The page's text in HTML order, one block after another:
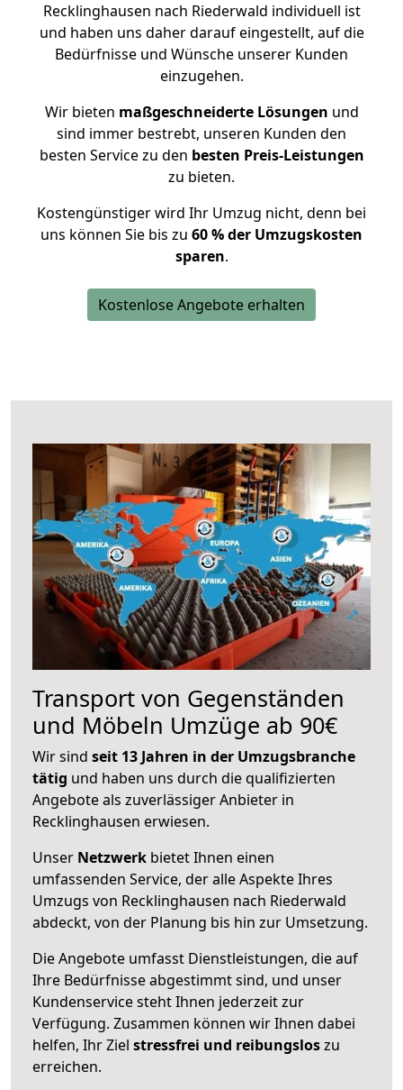
Recklinghausen nach Riederwald individuell ist
und haben uns daher darauf eingestellt, auf die
Bedürfnisse und Wünsche unserer Kunden
einzugehen.
Wir bieten maßgeschneiderte Lösungen und
sind immer bestrebt, unseren Kunden den
besten Service zu den besten Preis-Leistungen
zu bieten.
Kostengünstiger wird Ihr Umzug nicht, denn bei
uns können Sie bis zu 60 % der Umzugskosten
sparen.
Kostenlose Angebote erhalten
Transport von Gegenständen
und Möbeln Umzüge ab 90€
Wir sind seit 13 Jahren in der Umzugsbranche
tätig und haben uns durch die qualifizierten
Angebote als zuverlässiger Anbieter in
Recklinghausen erwiesen.
Unser Netzwerk bietet Ihnen einen
umfassenden Service, der alle Aspekte Ihres
Umzugs von Recklinghausen nach Riederwald
abdeckt, von der Planung bis hin zur Umsetzung.
Die Angebote umfasst Dienstleistungen, die auf
Ihre Bedürfnisse abgestimmt sind, und unser
Kundenservice steht Ihnen jederzeit zur
Verfügung. Zusammen können wir Ihnen dabei
helfen, Ihr Ziel stressfrei und reibungsloszu
erreichen.